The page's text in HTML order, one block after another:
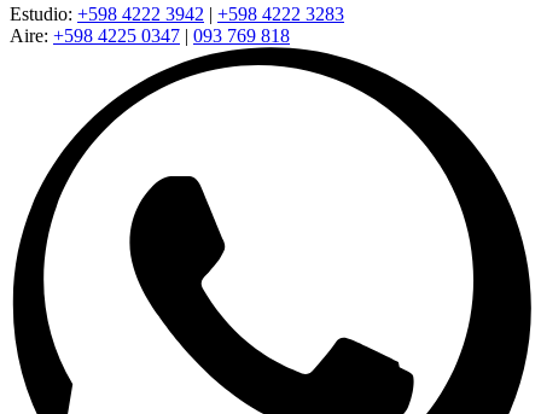
Estudio: +598 4222 3942 | +598 4222 3283
Aire: +598 4225 0347 | 093 769 818